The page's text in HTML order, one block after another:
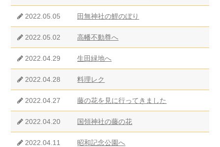
2022.05.05 田無神社の鯉のぼり
2022.05.02 高幡不動尊へ
2022.04.29 生田緑地へ
2022.04.28 料理レク
2022.04.27 藤の花を見に行ってきました
2022.04.20 国領神社の藤の花
2022.04.11 昭和記念公園へ